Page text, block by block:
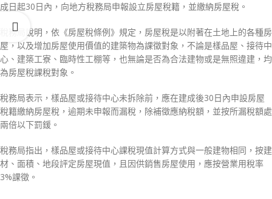
成日起30日內，向地方稅務局申報設立房屋稅籍，並繳納房屋稅。
稅務局說明，依《房屋稅條例》規定，房屋稅是以附著在土地上的各種房
屋，以及增加房屋使用價值的建築物為課徵對象，不論是樣品屋、接待中
心、建築工寮、臨時性工棚等，也無論是否為合法建物或是無照違建，均
為房屋稅課稅對象。
稅務局表示，樣品屋或接待中心未拆除前，應在建成後30日內申設房屋
稅籍繳納房屋稅，逾期未申報而漏稅，除補徵應納稅額，並按所漏稅額處
兩倍以下罰鍰。
稅務局指出，樣品屋或接待中心課稅現值計算方式與一般建物相同，按建
材、面積、地段評定房屋現值，且因供銷售房屋使用，應按營業用稅率
3%課徵。